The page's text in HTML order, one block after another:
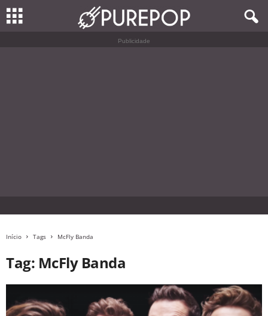
Publicidade
Início Tags McFly Banda
Tag: McFly Banda